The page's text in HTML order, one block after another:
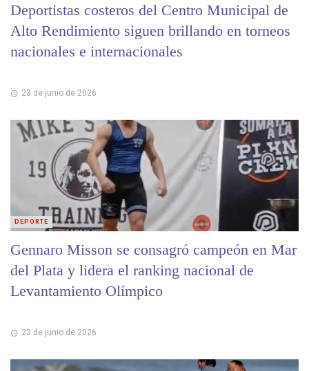
Deportistas costeros del Centro Municipal de
Alto Rendimiento siguen brillando en torneos
nacionales e internacionales
23 de junio de 2026
Gennaro Misson se consagró campeón en Mar
del Plata y lidera el ranking nacional de
Levantamiento Olímpico
23 de junio de 2026
DEPORTE